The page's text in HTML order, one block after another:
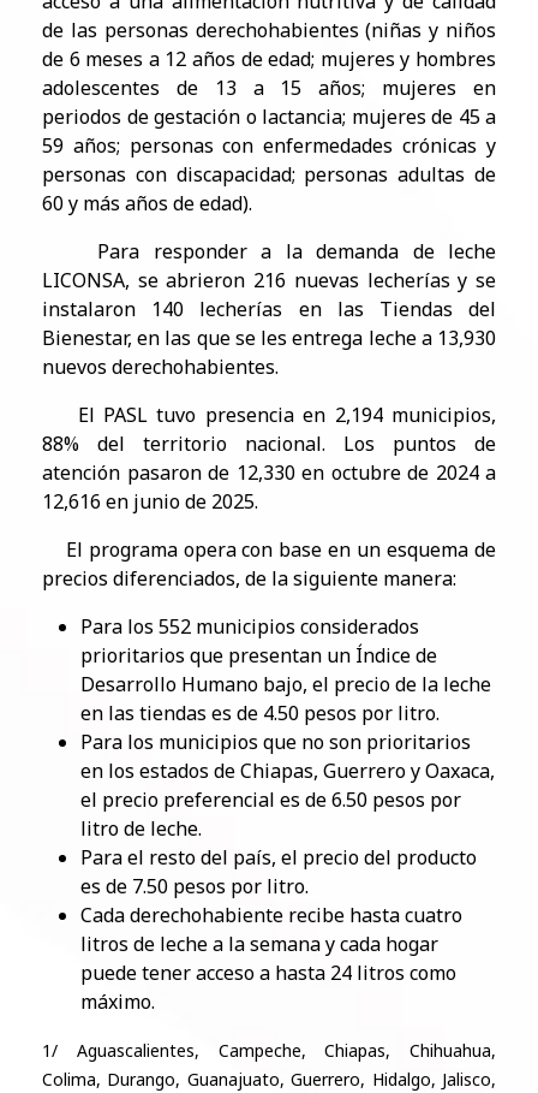
de las personas derechohabientes (niñas y niños
de 6 meses a 12 años de edad; mujeres y hombres
adolescentes de 13 a 15 años; mujeres en
periodos de gestación o lactancia; mujeres de 45 a
59 años; personas con enfermedades crónicas y
personas con discapacidad; personas adultas de
60 y más años de edad).
Para responder a la demanda de leche
LICONSA, se abrieron 216 nuevas lecherías y se
instalaron 140 lecherías en las Tiendas del
Bienestar, en las que se les entrega leche a 13,930
nuevos derechohabientes.
El PASL tuvo presencia en 2,194 municipios,
88% del territorio nacional. Los puntos de
atención pasaron de 12,330 en octubre de 2024 a
12,616 en junio de 2025.
El programa opera con base en un esquema de
precios diferenciados, de la siguiente manera:
​Para los 552 municipios considerados
prioritarios que presentan un Índice de
Desarrollo Humano bajo, el precio de la leche
en las tiendas es de 4.50 pesos por litro.
Para los municipios que no son prioritarios
en los estados de Chiapas, Guerrero y Oaxaca,
el precio preferencial es de 6.50 pesos por
litro de leche.
Para el resto del país, el precio del producto
es de 7.50 pesos por litro.
Cada derechohabiente recibe hasta cuatro
litros de leche a la semana y cada hogar
puede tener acceso a hasta 24 litros como
máximo.
1/ Aguascalientes, Campeche, Chiapas, Chihuahua,
Colima, Durango, Guanajuato, Guerrero, Hidalgo, Jalisco,